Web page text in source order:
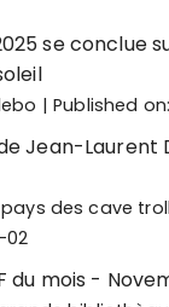
se conclue
Published
Jean-Laurent
des cave
02
du mois -